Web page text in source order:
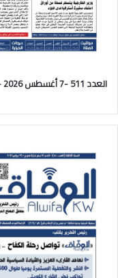
العدد 511 -7 أغسطس 2026 - السنة الثالثة